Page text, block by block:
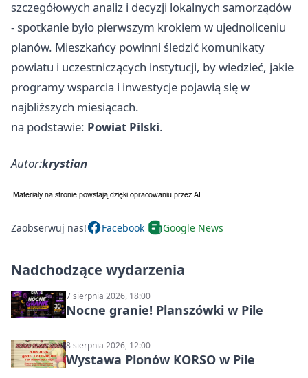
szczegółowych analiz i decyzji lokalnych samorządów
- spotkanie było pierwszym krokiem w ujednoliceniu
planów. Mieszkańcy powinni śledzić komunikaty
powiatu i uczestniczących instytucji, by wiedzieć, jakie
programy wsparcia i inwestycje pojawią się w
najbliższych miesiącach.
na podstawie: Powiat Pilski.
Autor:krystian
Zaobserwuj nas! Facebook Google News
Nadchodzące wydarzenia
7 sierpnia 2026, 18:00
Nocne granie! Planszówki w Pile
8 sierpnia 2026, 12:00
Wystawa Plonów KORSO w Pile